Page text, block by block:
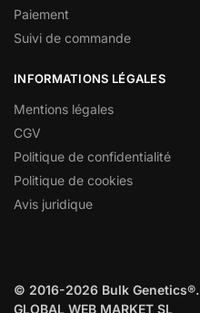
Paiement
Suivi de commande
INFORMATIONS LÉGALES
Mentions légales
CGV
Politique de confidentialité
Politique de cookies
Avis juridique
© 2016-2026 Bulk Genetics®.
GLOBAL WEB MARKET SL